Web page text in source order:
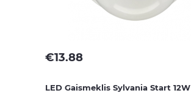
€13.88
LED Gaismeklis Sylvania Start 12W